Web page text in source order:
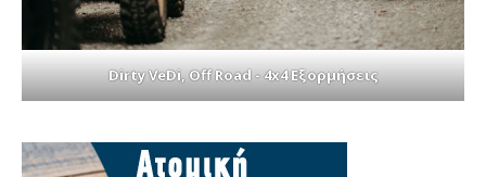
Dirty VeDi, Off Road - 4x4 Εξορμήσεις